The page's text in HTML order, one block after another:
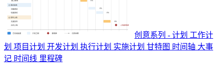
创意系列 - 计划 工作计
划 项目计划 开发计划 执行计划 实施计划 甘特图 时间轴 大事
记 时间线 里程碑